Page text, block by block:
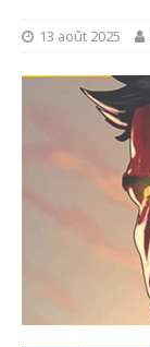
13 août 2025